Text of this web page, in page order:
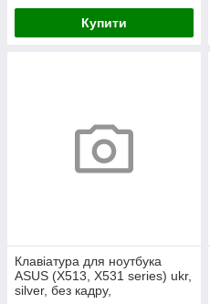
Купити
Клавіатура для ноутбука
ASUS (X513, X531 series) ukr,
silver, без кадру,